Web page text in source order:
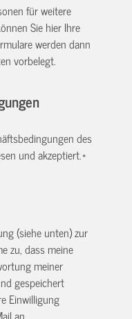
für weitere
Sie hier Ihre
werden dann
vorbelegt.
des
und akzeptiert.*
(siehe unten) zur
zu, dass meine
meiner
gespeichert
Einwilligung